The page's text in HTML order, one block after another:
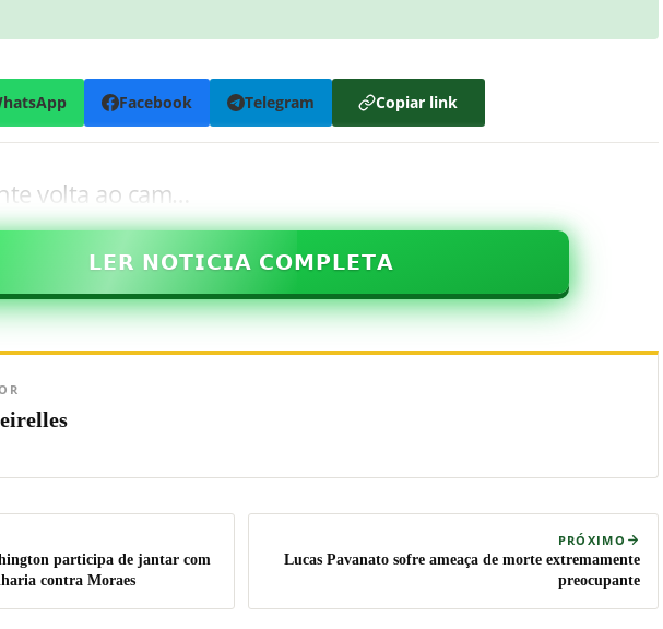
Facebook Telegram Copiar link
volta ao cam…
𝗟𝗘𝗥 𝗡𝗢𝗧𝗜𝗖𝗜𝗔 𝗖𝗢𝗠𝗣𝗟𝗘𝗧𝗔
participa de jantar com
contra Moraes
PRÓXIMO
Lucas Pavanato sofre ameaça de morte extremamente
preocupante